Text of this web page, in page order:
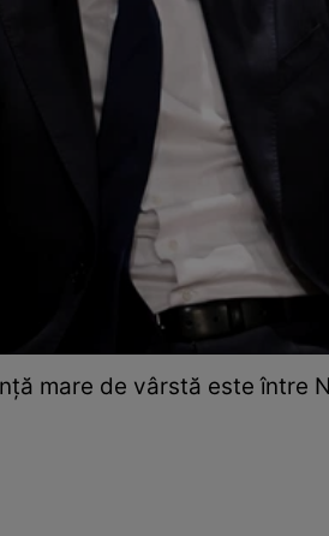
mare de vârstă este între